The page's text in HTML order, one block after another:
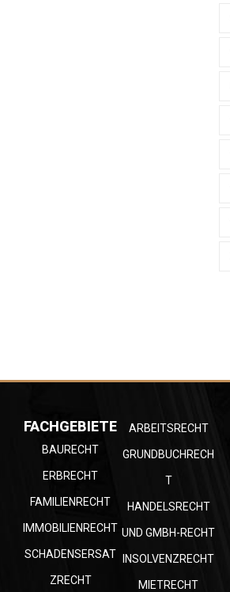
FACHGEBIETE
BAURECHT
ERBRECHT
FAMILIENRECHT
IMMOBILIENRECHT
SCHADENSERSAT
ZRECHT
ARBEITSRECHT
GRUNDBUCHRECH
T
HANDELSRECHT
UND GMBH-RECHT
INSOLVENZRECHT
MIETRECHT